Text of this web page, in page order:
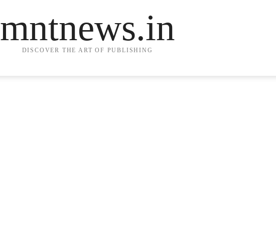
mntnews.in
DISCOVER THE ART OF PUBLISHING